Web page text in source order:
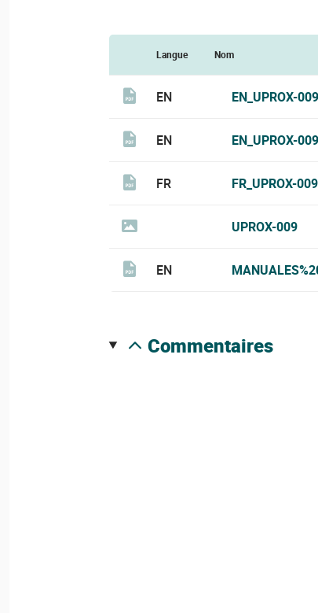
Langue Nom
EN EN_UPROX-
EN EN_UPROX-
FR FR_UPROX-
UPROX-009
EN
commentaires